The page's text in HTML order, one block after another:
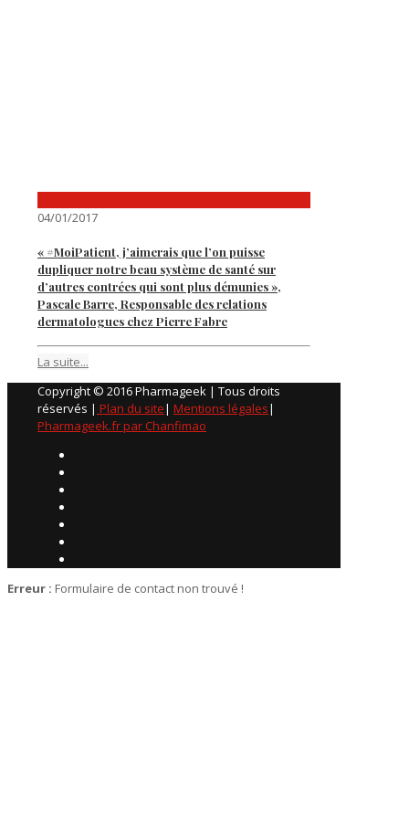
04/01/2017
« #MoiPatient, j’aimerais que l’on puisse
dupliquer notre beau système de santé sur
d’autres contrées qui sont plus démunies »,
Pascale Barre, Responsable des relations
dermatologues chez Pierre Fabre
La suite...
Copyright © 2016 Pharmageek | Tous droits
réservés | Plan du site| Mentions légales|
Pharmageek.fr par Chanfimao
Erreur : Formulaire de contact non trouvé !